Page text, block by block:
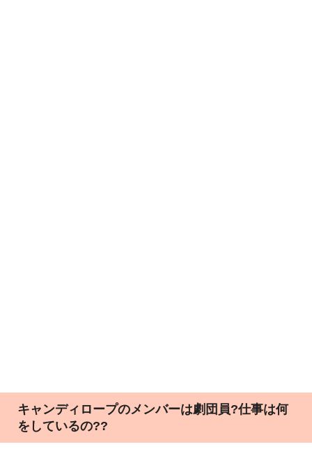
キャンディロープのメンバーは劇団員?仕事は何
をしているの??